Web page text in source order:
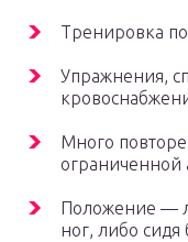
Тренировка
Упражнения,
Много
ограниченной
Положение —
ног, либо сидя